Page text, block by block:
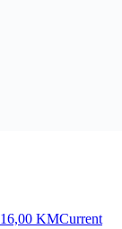
16,00 KMCurrent